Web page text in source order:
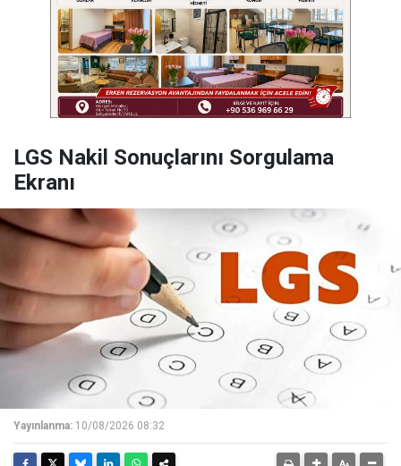
LGS Nakil Sonuçlarını Sorgulama
Ekranı
Yayınlanma: 10/08/2026 08:32